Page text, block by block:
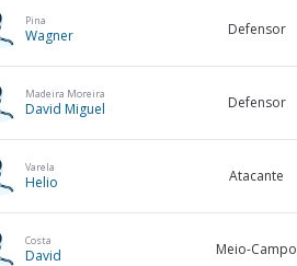
Pina
Wagner Defensor
Madeira Moreira
David Miguel Defensor
Varela
Helio Atacante
Costa
David Meio-Campo